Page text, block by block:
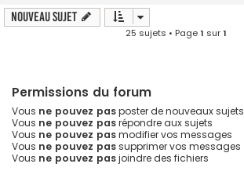
Nouveau sujet
25 sujets • Page1 sur1
Permissions du forum
Vous ne pouvez pasposter de nouveaux sujets
Vous ne pouvez pasrépondre aux sujets
Vous ne pouvez pasmodifier vos messages
Vous ne pouvez passupprimer vos messages
Vous ne pouvez pasjoindre des fichiers